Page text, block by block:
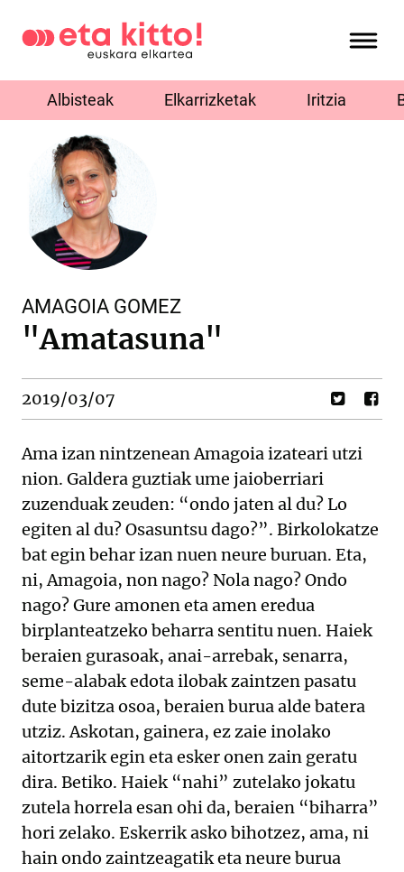
Albisteak Elkarrizketak Iritzia
AMAGOIA GOMEZ
"Amatasuna"
2019/03/07
Ama izan nintzenean Amagoia izateari utzi
nion. Galdera guztiak ume jaioberriari
zuzenduak zeuden: “ondo jaten al du? Lo
egiten al du? Osasuntsu dago?”. Birkolokatze
bat egin behar izan nuen neure buruan. Eta,
ni, Amagoia, non nago? Nola nago? Ondo
nago? Gure amonen eta amen eredua
birplanteatzeko beharra sentitu nuen. Haiek
beraien gurasoak, anai-arrebak, senarra,
seme-alabak edota ilobak zaintzen pasatu
dute bizitza osoa, beraien burua alde batera
utziz. Askotan, gainera, ez zaie inolako
aitortzarik egin eta esker onen zain geratu
dira. Betiko. Haiek “nahi” zutelako jokatu
zutela horrela esan ohi da, beraien “biharra”
hori zelako. Eskerrik asko bihotzez, ama, ni
hain ondo zaintzeagatik eta neure burua